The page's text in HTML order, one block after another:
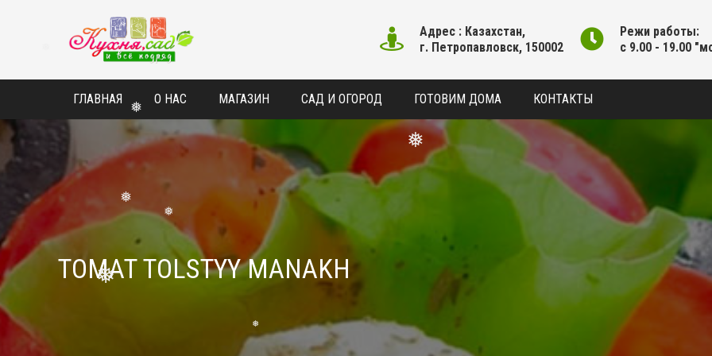
❅
❅
❅
❅
Адрес : Казахстан,
г. Петропавловск, 150002
Режи работы:
с 9.00 - 19.00
ГЛАВНАЯ О НАС МАГАЗИН САД И ОГОРОД ГОТОВИМ ДОМА КОНТАКТЫ
TOMAT TOLSTYY MANAKH